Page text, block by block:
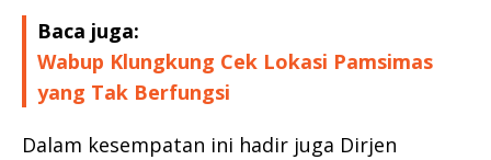
Baca juga:
Wabup Klungkung Cek Lokasi Pamsimas
yang Tak Berfungsi
Dalam kesempatan ini hadir juga Dirjen